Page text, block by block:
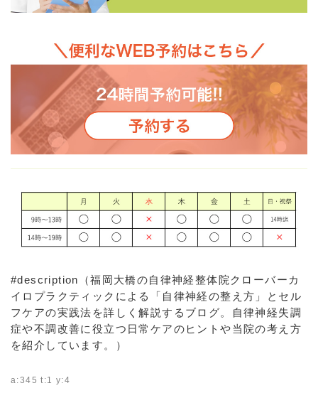
#description（福岡大橋の自律神経整体院クローバーカ
イロプラクティックによる「自律神経の整え方」とセル
フケアの実践法を詳しく解説するブログ。自律神経失調
症や不調改善に役立つ日常ケアのヒントや当院の考え方
を紹介しています。）
a:345 t:1 y:4